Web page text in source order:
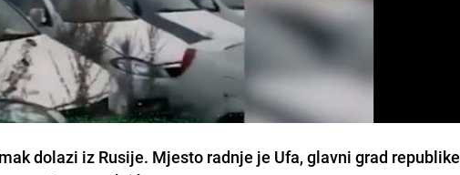
dolazi iz Rusije. Mjesto radnje je Ufa, glavni grad republike